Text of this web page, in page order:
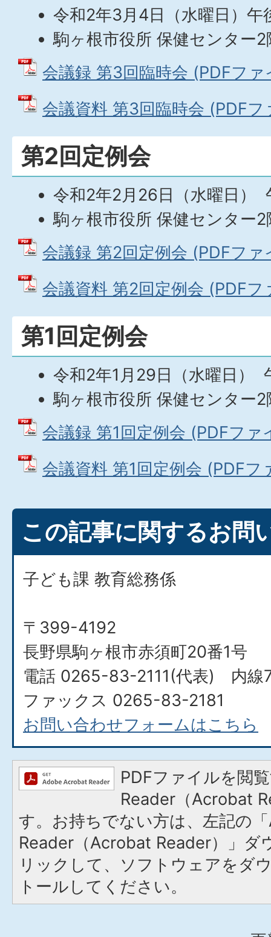
令和2年3月4日（水曜日）午
駒ヶ根市役所 保健センター
会議録 第3回臨時会 (PDFフ
会議資料 第3回臨時会 (PDFフ
第2回定例会
令和2年2月26日（水曜日）
駒ヶ根市役所 保健センター
会議録 第2回定例会 (PDFファ
会議資料 第2回定例会 (PDF
第1回定例会
令和2年1月29日（水曜日）
駒ヶ根市役所 保健センター
会議録 第1回定例会 (PDFファ
会議資料 第1回定例会 (PDFフ
この記事に関するお問
子ども課 教育総務係
〒399-4192
長野県駒ヶ根市赤須町20番1号
電話 0265-83-2111(代表) 内線
ファックス 0265-83-2181
お問い合わせフォームはこちら
PDFファイルを閲
Reader（Acrobat
す。お持ちでない方は、左記の
Reader（Acrobat Reader）」ダ
リックして、ソフトウェアをダ
トールしてください。